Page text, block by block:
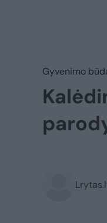
Gyvenimo